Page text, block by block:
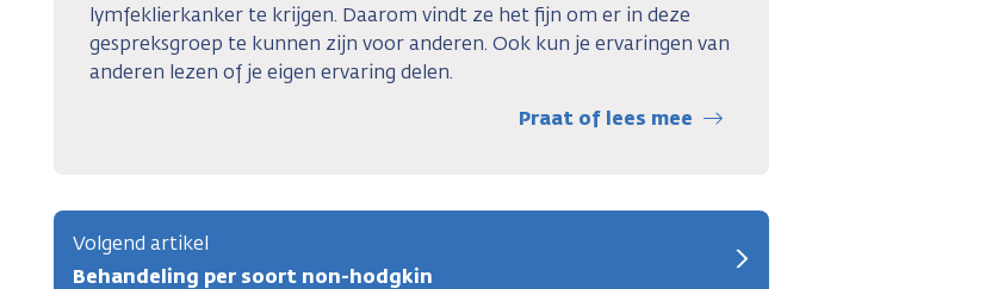
lymfeklierkanker te krijgen. Daarom vindt ze het fijn om er in deze
gespreksgroep te kunnen zijn voor anderen. Ook kun je ervaringen van
anderen lezen of je eigen ervaring delen.
Praat of lees mee
Volgend artikel
Behandeling per soort non-hodgkin